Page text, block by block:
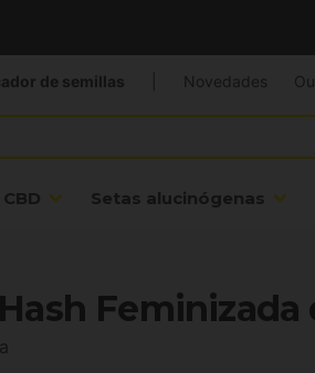
CBD Setas alucinógenas
de semillas Novedades
Feminizada